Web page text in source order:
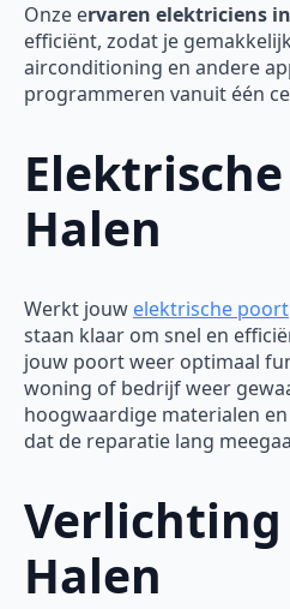
Onze ervaren elektriciens
efficiënt, zodat je
airconditioning en andere
programmeren vanuit één
Halen
Werkt jouw elektrische poort
staan klaar om snel en
jouw poort weer optimaal
woning of bedrijf weer
hoogwaardige materialen
dat de reparatie lang
Halen